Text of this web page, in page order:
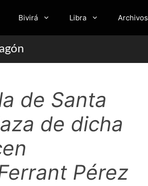
Bivirá Libra Archivos
de Santa
de dicha
Pérez